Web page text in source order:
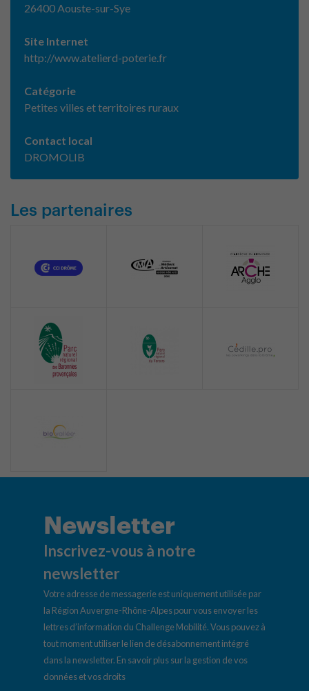
26400 Aouste-sur-Sye
Site Internet
http://www.atelierd-poterie.fr
Catégorie
Petites villes et territoires ruraux
Contact local
DROMOLIB
Les partenaires
Newsletter
Inscrivez-vous à notre
newsletter
Votre adresse de messagerie est uniquement utilisée par
la Région Auvergne-Rhône-Alpes pour vous envoyer les
lettres d’information du Challenge Mobilité. Vous pouvez à
tout moment utiliser le lien de désabonnement intégré
dans la newsletter. En savoir plus sur la gestion de vos
données et vos droits